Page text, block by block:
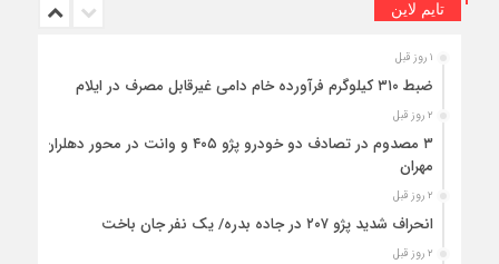
تایم لاین
۱ روز قبل
ضبط ۳۱۰ کیلوگرم فرآورده خام دامی غیرقابل مصرف در ایلام
۲ روز قبل
۳ مصدوم در تصادف دو خودرو پژو ۴۰۵ و وانت در محور دهلران-
مهران
۲ روز قبل
انحراف شدید پژو ۲۰۷ در جاده بدره/ یک نفر جان باخت
۲ روز قبل